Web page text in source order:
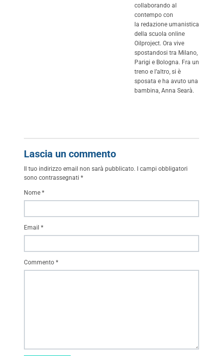
collaborando al
contempo con
la redazione umanistica
della scuola online
Oilproject. Ora vive
spostandosi tra Milano,
Parigi e Bologna. Fra un
treno e l’altro, si è
sposata e ha avuto una
bambina, Anna Searà.
Lascia un commento
Il tuo indirizzo email non sarà pubblicato. I campi obbligatori
sono contrassegnati *
Commento *
Nome *
Email *